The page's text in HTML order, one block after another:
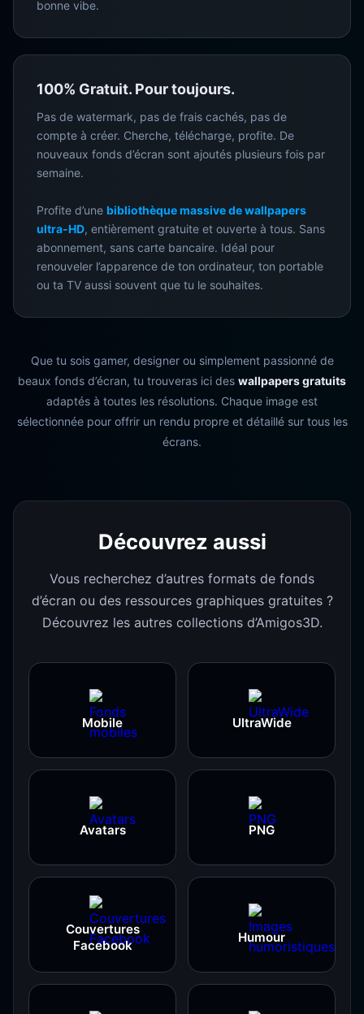
bonne vibe.
100% Gratuit. Pour toujours.
Pas de watermark, pas de frais cachés, pas de
compte à créer. Cherche, télécharge, profite. De
nouveaux fonds d’écran sont ajoutés plusieurs fois par
semaine.
Profite d’une bibliothèque massive de wallpapers
ultra-HD, entièrement gratuite et ouverte à tous. Sans
abonnement, sans carte bancaire. Idéal pour
renouveler l’apparence de ton ordinateur, ton portable
ou ta TV aussi souvent que tu le souhaites.
Que tu sois gamer, designer ou simplement passionné de
beaux fonds d’écran, tu trouveras ici des wallpapers gratuits
adaptés à toutes les résolutions. Chaque image est
sélectionnée pour offrir un rendu propre et détaillé sur tous les
écrans.
Découvrez aussi
Vous recherchez d’autres formats de fonds
d’écran ou des ressources graphiques gratuites ?
Découvrez les autres collections d’Amigos3D.
Mobile UltraWide
Avatars PNG
Couvertures
Facebook
Humour